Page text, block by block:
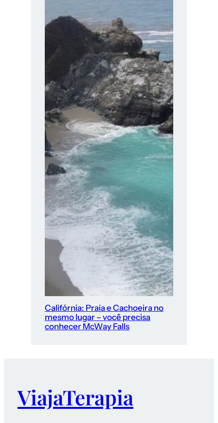
Califórnia: Praia e Cachoeira no
mesmo lugar – você precisa
conhecer McWay Falls
ViajaTerapia